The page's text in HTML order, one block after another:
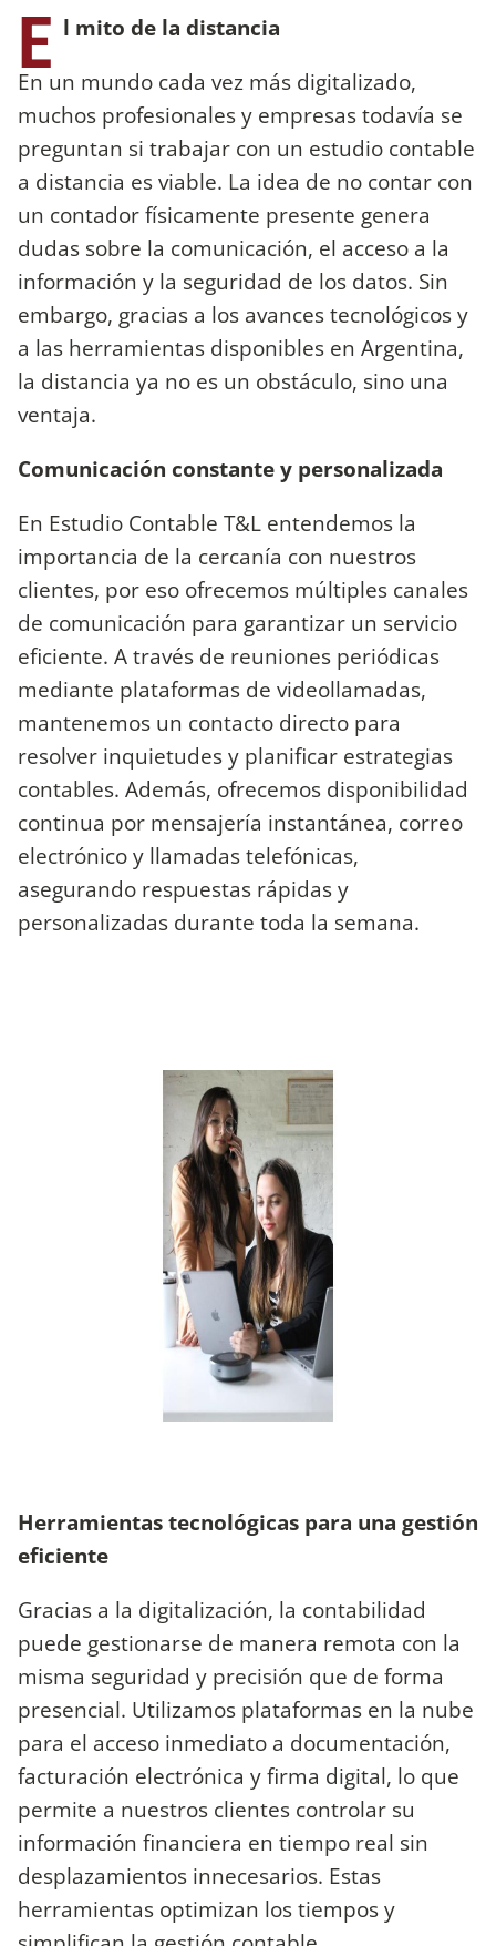
E l mito de la distancia
En un mundo cada vez más digitalizado,
muchos profesionales y empresas todavía se
preguntan si trabajar con un estudio contable
a distancia es viable. La idea de no contar con
un contador físicamente presente genera
dudas sobre la comunicación, el acceso a la
información y la seguridad de los datos. Sin
embargo, gracias a los avances tecnológicos y
a las herramientas disponibles en Argentina,
la distancia ya no es un obstáculo, sino una
ventaja.
Comunicación constante y personalizada
En Estudio Contable T&L entendemos la
importancia de la cercanía con nuestros
clientes, por eso ofrecemos múltiples canales
de comunicación para garantizar un servicio
eficiente. A través de reuniones periódicas
mediante plataformas de videollamadas,
mantenemos un contacto directo para
resolver inquietudes y planificar estrategias
contables. Además, ofrecemos disponibilidad
continua por mensajería instantánea, correo
electrónico y llamadas telefónicas,
asegurando respuestas rápidas y
personalizadas durante toda la semana.
Herramientas tecnológicas para una gestión
eficiente
Gracias a la digitalización, la contabilidad
puede gestionarse de manera remota con la
misma seguridad y precisión que de forma
presencial. Utilizamos plataformas en la nube
para el acceso inmediato a documentación,
facturación electrónica y firma digital, lo que
permite a nuestros clientes controlar su
información financiera en tiempo real sin
desplazamientos innecesarios. Estas
herramientas optimizan los tiempos y